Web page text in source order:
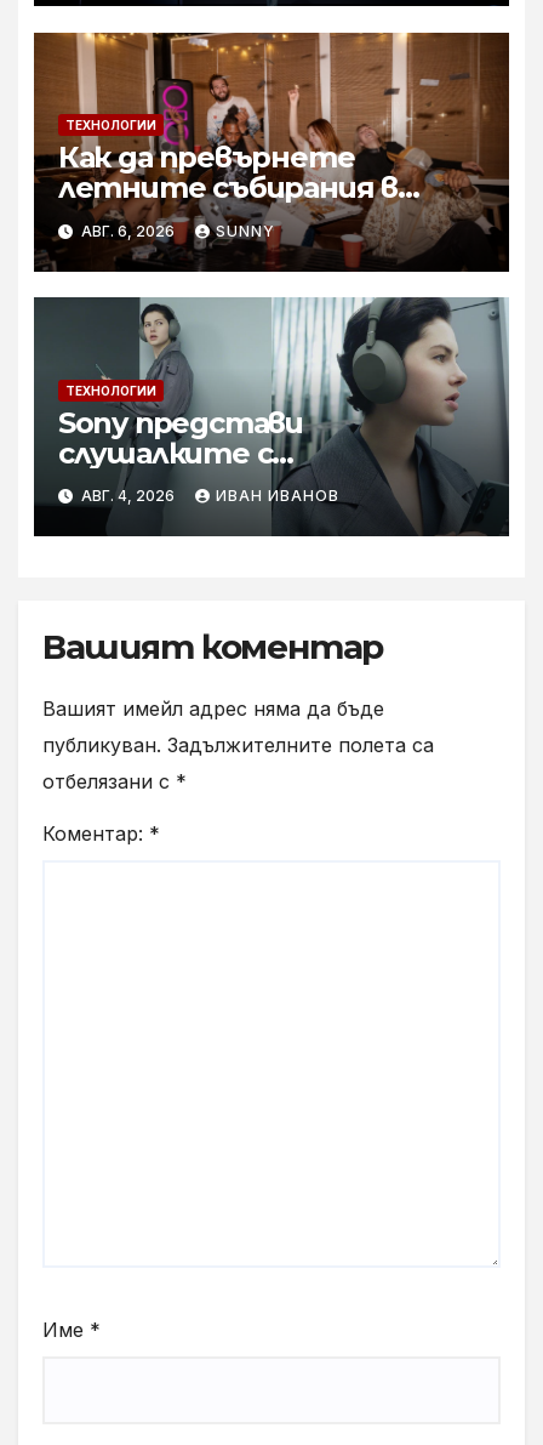
Technology Launch
ТЕХНОЛОГИИ
Как да превърнете
летните събирания в
купон с караоке система
АВГ. 6, 2026 SUNNY
ТЕХНОЛОГИИ
Sony представи
слушалките с
шумопотискане WH-
1000XM6 в нов цвят „Olive
Gray“
АВГ. 4, 2026 ИВАН ИВАНОВ
Вашият коментар
Вашият имейл адрес няма да бъде
публикуван. Задължителните полета са
отбелязани с *
Коментар: *
Име *